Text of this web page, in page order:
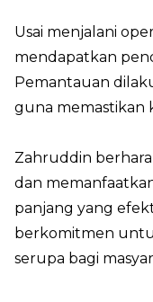
Usai menjalani
mendapatkan
Pemantauan
guna memastikan
Zahruddin
dan
panjang yang
berkomitmen
serupa bagi